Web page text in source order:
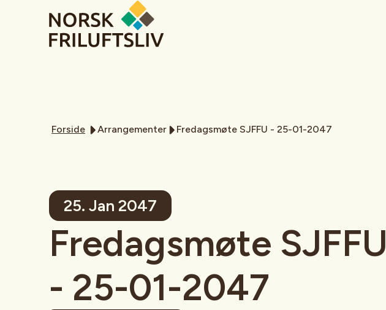
Forside Arrangementer Fredagsmøte SJFFU - 25-01-2047
25. Jan 2047
Fredagsmøte SJFFU
- 25-01-2047